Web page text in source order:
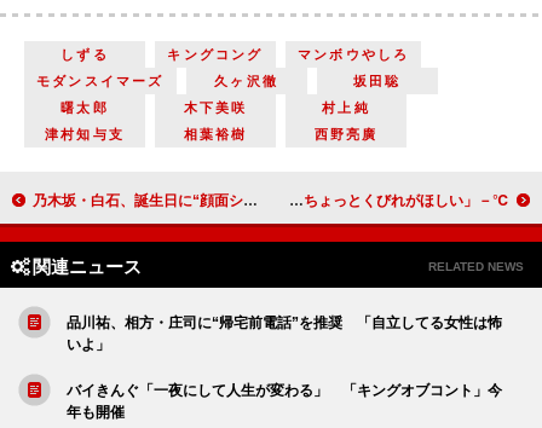
しずる キングコング
マンボウやしろ
モダンスイマーズ
久ヶ沢徹
坂田聡
曙太郎
木下美咲
村上純
津村知与支
相葉裕樹 西野亮廣
乃木坂・白石、誕生日に“顔面シュー” 「ホテルの部屋に来て…」 ℃－ｕｔｅ・鈴木愛理、武道館公演に向け筋トレの日々 「もうちょっとくびれがほしい」
関連ニュース RELATED NEWS
品川祐、相方・庄司に“帰宅前電話”を推奨 「自立してる女性は怖
いよ」
バイきんぐ「一夜にして人生が変わる」 「キングオブコント」今
年も開催